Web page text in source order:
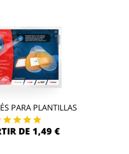
PARA PLANTILLAS
DE 1,49 €